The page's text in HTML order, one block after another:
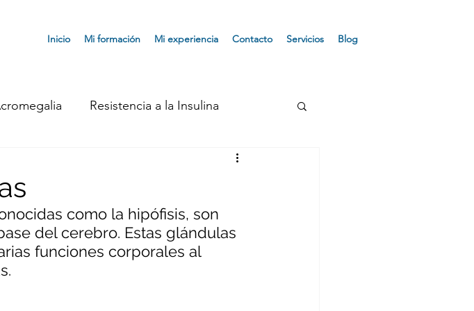
Inicio Mi formación Mi experiencia Contacto Servicios Blog
Resistencia a la Insulina
de Ovario Poliquístico Osteoporosis
Andropausia Sindrome de Turner
como la hipófisis, son
del cerebro. Estas glándulas
funciones corporales al